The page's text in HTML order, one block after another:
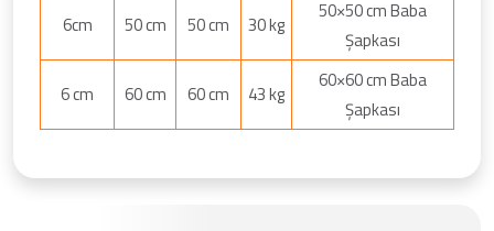
6cm 50 cm 50 cm 30 kg
50×50 cm Baba
Şapkası
6 cm 60 cm 60 cm 43 kg
60×60 cm Baba
Şapkası